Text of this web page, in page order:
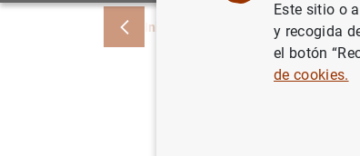
Inicio Noticias y eventos
Este sitio o
y recogida
el botón
de cookies.